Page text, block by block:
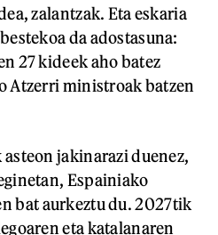
zalantzak. Eta eskaria
da adostasuna:
27 kideek aho batez
Atzerri ministroak batzen
asteon jakinarazi duenez,
Espainiako
bat aurkeztu du. 2027tik
eta katalanaren